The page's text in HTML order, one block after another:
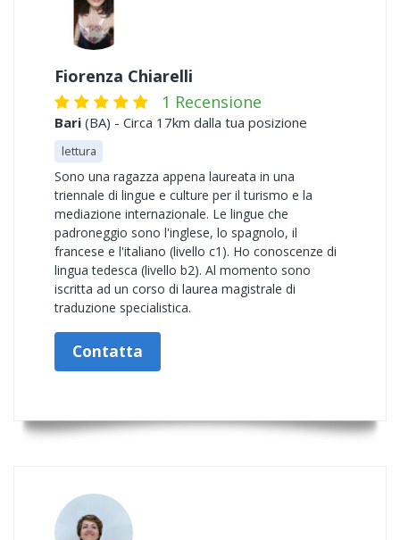
Fiorenza Chiarelli
1 Recensione
Bari (BA) - Circa 17km dalla tua posizione
lettura
Sono una ragazza appena laureata in una
triennale di lingue e culture per il turismo e la
mediazione internazionale. Le lingue che
padroneggio sono l'inglese, lo spagnolo, il
francese e l'italiano (livello c1). Ho conoscenze di
lingua tedesca (livello b2). Al momento sono
iscritta ad un corso di laurea magistrale di
traduzione specialistica.
Contatta